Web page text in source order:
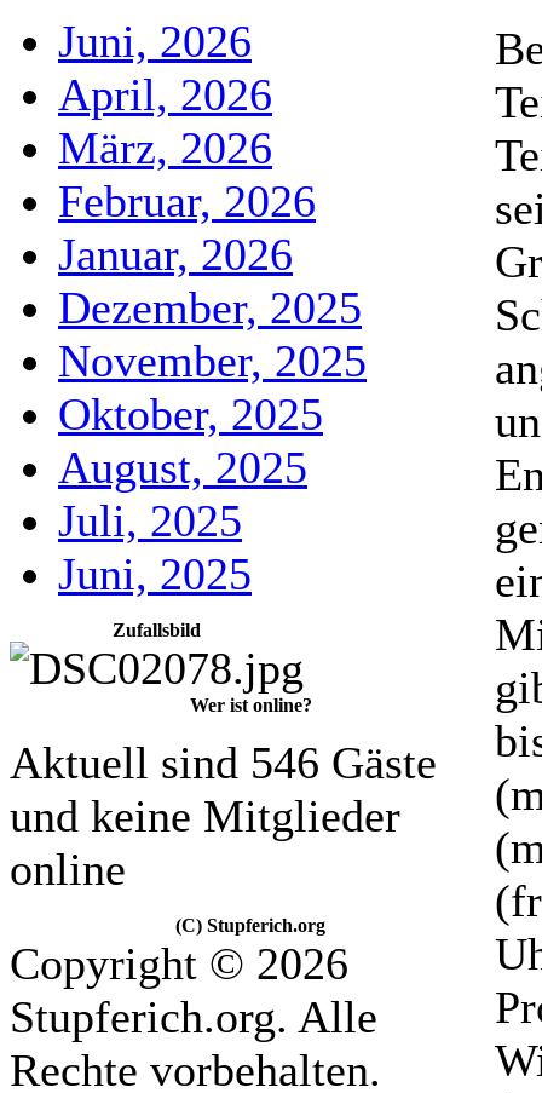
Juni, 2026
April, 2026
März, 2026
Februar, 2026
Januar, 2026
Dezember, 2025
November, 2025
Oktober, 2025
August, 2025
Juli, 2025
Juni, 2025
Zufallsbild
Wer ist online?
Aktuell sind 546 Gäste
und keine Mitglieder
online
(C) Stupferich.org
Copyright © 2026
Stupferich.org. Alle
Rechte vorbehalten.